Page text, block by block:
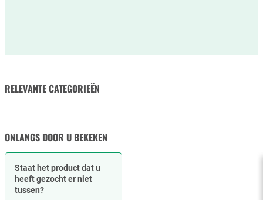
RELEVANTE CATEGORIEËN
ONLANGS DOOR U BEKEKEN
Staat het product dat u
heeft gezocht er niet
tussen?